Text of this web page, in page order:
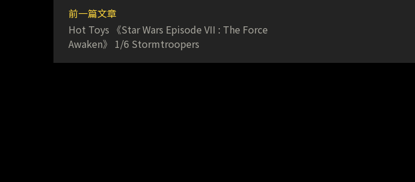
前一篇文章
Hot Toys 《Star Wars Episode VII : The Force
Awaken》 1/6 Stormtroopers